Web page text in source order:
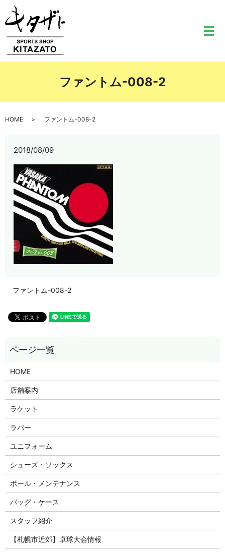
メ
ファントム-008-2
HOME ファントム-008-2
2018/08/09
ファントム-008-2
HOME
店舗案内
ラケット
ラバー
ユニフォーム
シューズ・ソックス
ボール・メンテナンス
バッグ・ケース
スタッフ紹介
【札幌市近郊】卓球大会情報